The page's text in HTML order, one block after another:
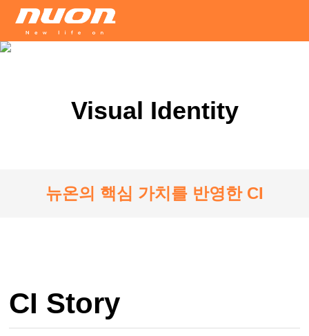
Visual Identity
뉴온의 핵심 가치를 반영한 CI
CI Story